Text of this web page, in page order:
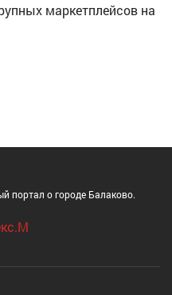
маркетплейсов на
портал о городе Балаково.